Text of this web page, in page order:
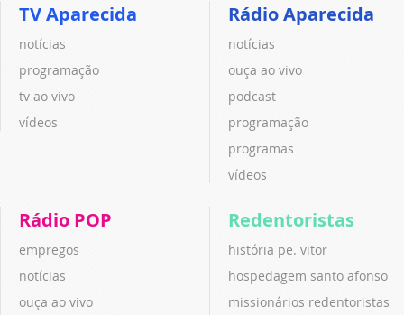
TV Aparecida
notícias
programação
tv ao vivo
vídeos
Rádio Aparecida
notícias
ouça ao vivo
podcast
programação
programas
vídeos
Rádio POP
empregos
notícias
ouça ao vivo
Redentoristas
história pe. vitor
hospedagem santo afonso
missionários redentoristas